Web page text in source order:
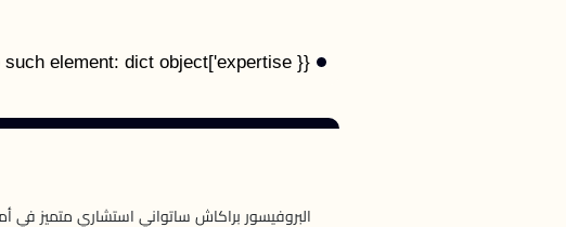
{{ no such element: dict object['expertise'] }}
البروفيسور براكاش ساتواني استشاري متميز في